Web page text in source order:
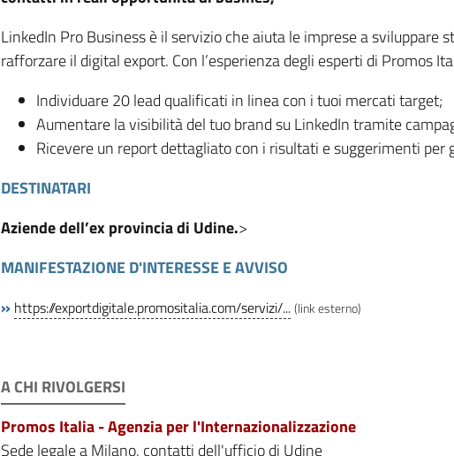
LinkedIn Pro Business è il servizio che aiuta le imprese a sviluppare
rafforzare il digital export. Con l’esperienza degli esperti di Promos
Individuare 20 lead qualificati in linea con i tuoi mercati target;
Aumentare la visibilità del tuo brand su LinkedIn tramite
Ricevere un report dettagliato con i risultati e suggerimenti
DESTINATARI
Aziende dell’ex provincia di Udine.>
MANIFESTAZIONE D'INTERESSE E AVVISO
» https://exportdigitale.promositalia.com/servizi/...(link esterno)
A CHI RIVOLGERSI
Promos Italia - Agenzia per l'Internazionalizzazione
Sede legale a Milano, contatti dell'ufficio di Udine